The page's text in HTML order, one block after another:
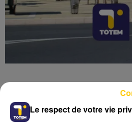
Le respect de votre vie